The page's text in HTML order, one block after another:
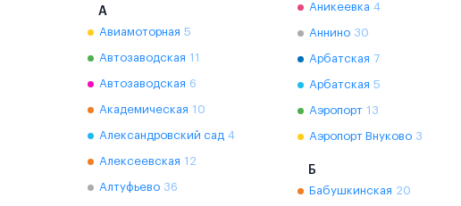
А
Авиамоторная 5
Автозаводская 11
Автозаводская 6
Академическая 10
Александровский сад 4
Алексеевская 12
Алтуфьево 36
Аникеевка 4
Аннино 30
Арбатская 7
Арбатская 5
Аэропорт 13
Аэропорт Внуково 3
Б
Бабушкинская 20